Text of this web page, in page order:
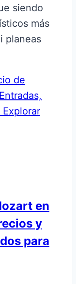
siendo
más
planeas
de
en
y
para